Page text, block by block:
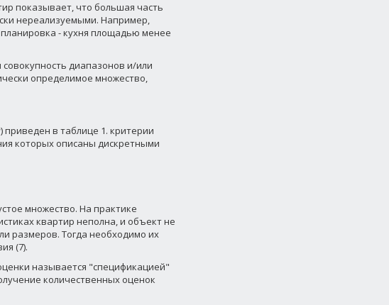
показывает, что большая часть
нереализуемыми. Например,
- кухня площадью менее
диапазонов и/или
определимое множество,
в таблице 1. критерии
которых описаны дискретными
множество. На практике
квартир неполна, и объект не
размеров. Тогда необходимо их
(7).
называется "спецификацией"
количественных оценок